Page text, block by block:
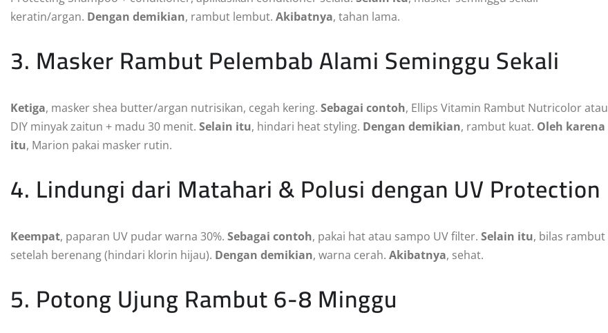
keratin/argan. Dengan demikian, rambut lembut. Akibatnya, tahan lama.
3. Masker Rambut Pelembab Alami Seminggu Sekali
Ketiga, masker shea butter/argan nutrisikan, cegah kering. Sebagai contoh, Ellips Vitamin Rambut Nutricolor atau
DIY minyak zaitun + madu 30 menit. Selain itu, hindari heat styling. Dengan demikian, rambut kuat. Oleh karena
itu, Marion pakai masker rutin.
4. Lindungi dari Matahari & Polusi dengan UV Protection
Keempat, paparan UV pudar warna 30%. Sebagai contoh, pakai hat atau sampo UV filter. Selain itu, bilas rambut
setelah berenang (hindari klorin hijau). Dengan demikian, warna cerah. Akibatnya, sehat.
5. Potong Ujung Rambut 6-8 Minggu